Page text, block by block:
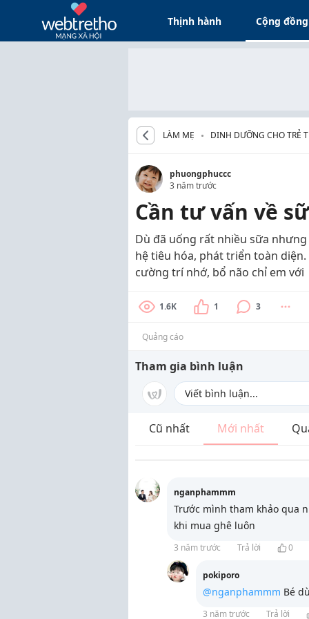
Thịnh hành Cộng đồng
LÀM MẸ DINH DƯỠNG CHO TRẺ
phuongphuccc
3 năm trước
Cần tư vấn về
Dù đã uống rất nhiều sữa
hệ tiêu hóa, phát triển toàn
cường trí nhớ, bổ não chỉ em với
1.6K 1 3
Quảng cáo
Tham gia bình luận
Cũ nhất Mới nhất
nganphammm
Trước mình tham khảo qua
khi mua ghê luôn
3 năm trước Trả lời 0
pokiporo
@nganphammm Bé
3 năm trước Trả lời